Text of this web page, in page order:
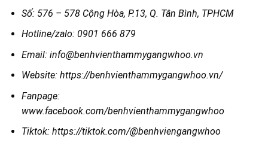
Số: 576 – 578 Cộng Hòa, P.13, Q. Tân Bình, TPHCM
Hotline/zalo: 0901 666 879
Email: info@benhvienthammygangwhoo.vn
Website: https://benhvienthammygangwhoo.vn/
Fanpage:
www.facebook.com/benhvienthammygangwhoo
Tiktok: https://tiktok.com/@benhviengangwhoo